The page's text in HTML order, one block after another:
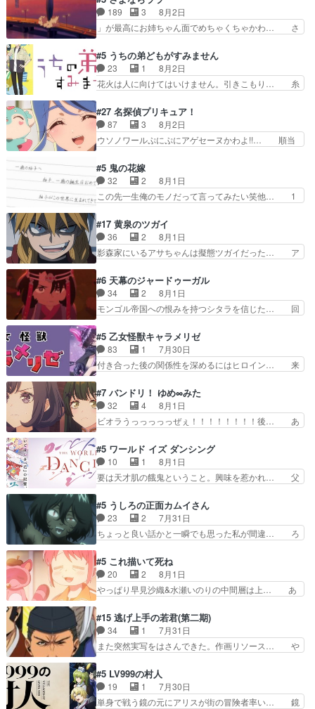
キャラモヤモヤする別れ方だ… 役で出演させてい
ただきました！よろしくお… 毎クールメインヒロ
インを好きになっちゃう…
れた表情が特に多かったのが印… 葵＆茜の回も良
きでした。あの証拠写真、ひ… 互いが互いのこと
を想っているのにすれ違っ… 第５話をｄアニメス
んと練習したい〟と言… 本当この作品は「キャ
ラ」を活かすのがうま… みずかちゃんの介入で双
子の仲にヒビが………
189 3
8月2日
」が最高にお姉ちゃん面でめちゃくちゃかわ… さ
を振り切ってみんなに謝ったララの思い… 仕事に
馴染めない辺り観ていて苦しいところ… ララちゃ
んの事情はもう少し皆に話して良い… ララと茉里
とで初のアルバイト。七転八倒し… 労働するプリ
てケーキ食べて、帰りにカメ… ララが働く事での
てんやわんや。働いて大変… 地道に働き人と関わ
る日々の中に愛を見いだ…
#5 うちの弟どもがすみません
23 1
8月2日
花火は人に向けてはいけません。引きこもり… 糸
お名前を見たんだけどあの中村大樹さん… 糸ちゃ
んカッケー、色んな意味でwゲームが… 姉から性
的興奮覚えてないよね？なんて言わ… テーマ：引
きこもりの理由感想は、久しぶり… 元ゲーマーな
んの距離感おかしいね(*´… 糸と源ははよ好きお
うとると言わんかい！引… ショウくんと対等に話
すためにゲームをする…
#27 名探偵プリキュア！
87 3
8月2日
ウソノワールぷにぷにアゲセーヌかわよ!!… 順当
取り戻し正式に探偵事務所で働き始め… ポワロ、
元ネタを解説して原作に誘導するの… くれあさん
の探偵としての初事件にしてちょ… ・急にクイズ
番組が始まったw・妖精ウソノ… るるかの助手だ
の！？クレアさん探偵すぎ… 突然のポアロクイズ
は草なんよ。んで、あん… 今回からついにくれあ
が探偵事務所の仲間に…
#5 鬼の花嫁
32 2
8月1日
この先一生俺のモノだって言ってみたい笑他… 1
さん柚子に18年分の誕生日プレゼント… 柚子は
鬼龍院家から初めて学校に通う事にな… プレゼン
ト攻撃ヤバすぎるwwwヴァイオレ… 玲夜さまサ
プライズの、これまでの柚子ちゃ… 玲夜から柚子
んへ…もう中学生な… 梅原の人が18歳になるま
での誕生プレゼン… なよなよした男（cv石田彰）
梅ちゃんがた…
#17 黄泉のツガイ
36 2
8月1日
影森家にいるアサちゃんは擬態ツガイだった… ア
にアサはいなかった逆にガブちゃんはい… 影森の
当主が際限なくツガイを増やせるのに… 今回はも
うガブちゃんさんの悲鳴にも似た怒… ユルと戦っ
た時から伏線が張られていたのが… しかしアサ
い筈のガブちゃん、アキオの… 色々とひっかけが
あって、最終的に嫌な終わ… ゴンゾウが従える大
量のツガイに何事かと思…
#6 天幕のジャードゥーガル
34 2
8月1日
モンゴル帝国への恨みを持つシタラを信じた… 回
タイの妃になってもその心は晴れず、モ… ドレゲ
ネの過去、宝石だった彼女が人になり… ドレゲネ
の過去、、辛かった、、あのジャタ… 年上旦那が
良い人でも、女は宝石でただ笑っ… ダイルの儀式
過去には同情の言葉しか…シ… 奥様に悲しい過
去…萌え袖が可愛いね、と思… ドレゲネとシタ
ラ、2人だけの同盟が結成さ…
#5 乙女怪獣キャラメリゼ
83 1
7月30日
付き合った後の関係性を深めるにはヒロイン… 来
とメスってて何この可愛い生物。クラス… 付き合
い始めたら始めたでまた違った悩みが… と一歩ず
つ踏み出す黒絵ちゃん微笑ま新汰の… ツインテー
ルが可愛いお茶目な妹ちゃんです… しかも過去も
らっしゃるからかしらお顔が… 黒絵「怪獣に憧れ
るのはいいけど自分自身が… 素の自分はどちらな
のかはまだ不明だが見せ…
#7 バンドリ！ ゆめ∞みた
32 4
8月1日
ビオラうっっっっっぜぇ！！！！！！！！後… あ
ラが悪魔すぎて気分が悪くなってきたこ… 声優ま
とめました(７話まで)仲町あられ/… ビオラの策略
がバッチリ嵌って最高wwwこ… 自信あれば評価
なんて気にしないし、充実し… ・バーチャルだけ
け？と思ったら歌唱シーン… の、らいぶシーン
＿!!­­--­­--­… それだけでええやん！！しかし、ビオラ
が仕…
#5 ワールド イズ ダンシング
10 1
8月1日
要は天才肌の餓鬼ということ。興味を惹かれ… 父
の鬼夜叉と田楽の増次郎。小さないざこ… 着眼点
は良くとも、先鋭的すぎるのか。芸能… 鬼夜叉は
石也と共に観世座をあとにし、三条… 観世座を離
れ、三条坊門御所で日々を送る鬼… 「お前(鬼夜
子舞勝負。鬼夜叉は猫の動き… 登場人物の我が強
い。新しい獅子舞に拘って… 第５話を
primevideoで視聴しまし…
#5 うしろの正面カムイさん
23 2
7月31日
ちょっと良い話かと一瞬でも思った私が間違… ろ
も1日お疲れ様でした～───昨晩～今… 幼女に拾
われたお市ちゃんの恩返し。化け猫… 役にて出演
させていただきました。ジョアン… トイ・ストー
リーみたいな始まり。流石に除… 猫相手になんで
し良い話化け猫は油が好物… 今回はあかやし1体
のみで15分。金持ちの… 今更だけど霊が性行為
で祓えることは何とな…
#5 これ描いて死ね
20 2
8月1日
やっぱり早見沙織&水瀬いのりの中間層は上… あ
人物が増えてわいわいしたところが好き… 初コミ
ティアで２０冊刷りは妥当だよね。俺… 藤森さん
のママ向けの漫画で、また涙腺が⋯… 〜漫画に
「想い」をこめよう｣娘に漫画であ… 何回この作
てコミティアっていいなあ。同… コミティア参加
のしおりを徹夜で作る先生(… お母さん、娘にあ
んな漫画描かれたら泣いち…
#15 逃げ上手の若君(第二期)
34 1
7月31日
また突然実写をはさんできた。作画リソース… や
歳まで童貞だと魔法使いになれるという… こっち
の諏訪の三大将もまたクセが強いw色… 頼重が完
全にブレーンだよね毎回敵キャラが… 弧次郎「欲
#5 LV999の村人
19 1
7月30日
単身で戦う鏡の元にアリスが街の冒険者率い… 鏡